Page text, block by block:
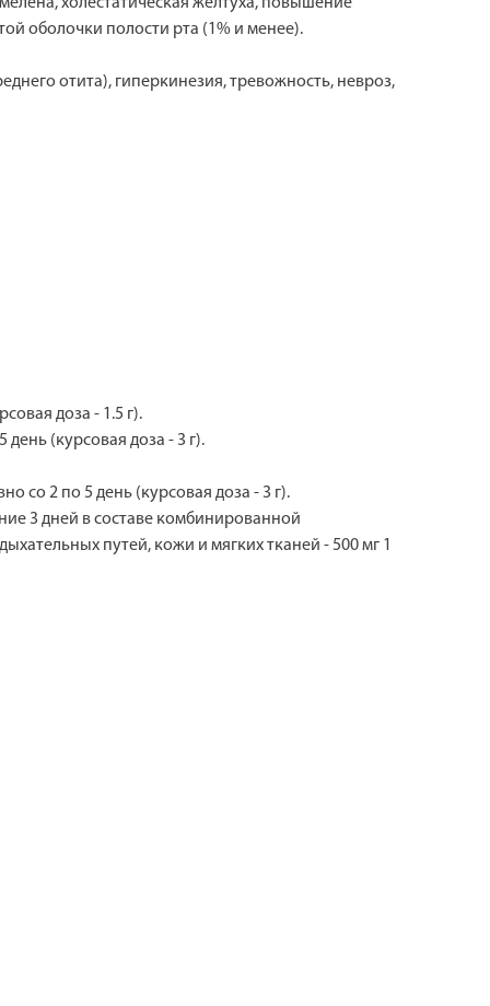
оболочки полости рта (1% и менее).
отита), гиперкинезия, тревожность, невроз,
доза - 1.5 г).
(курсовая доза - 3 г).
со 2 по 5 день (курсовая доза - 3 г).
3 дней в составе комбинированной
путей, кожи и мягких тканей - 500 мг 1